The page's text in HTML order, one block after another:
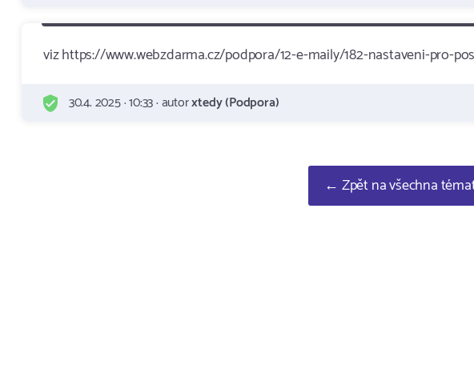
viz https://www.webzdarma.cz/podpora/12-e-maily/182-nastaveni-pro-
30.4. 2025 · 10:33 · autorxtedy (Podpora)
← Zpět na všechna